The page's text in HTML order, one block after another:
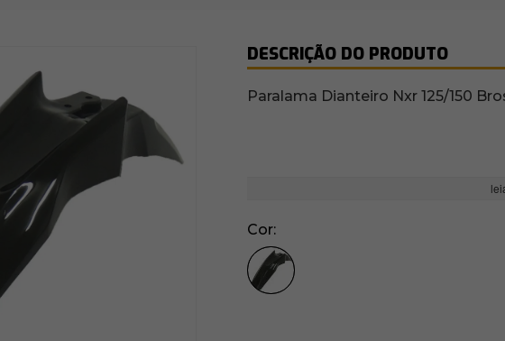
DESCRIÇÃO DO PRODUTO
Paralama Dianteiro Nxr 125/150
Cor